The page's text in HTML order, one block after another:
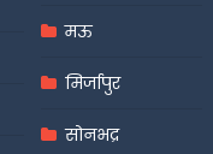
मऊ
मिर्जापुर
सोनभद्र